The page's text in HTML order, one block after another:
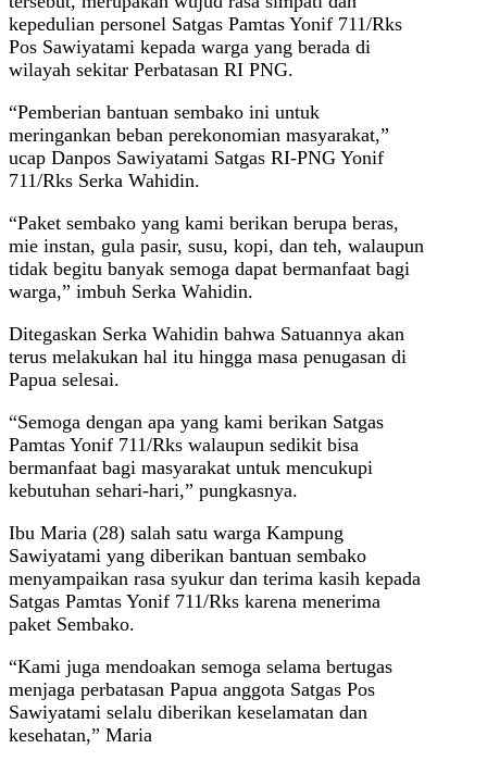
kepedulian personel Satgas Pamtas Yonif 711/Rks
Pos Sawiyatami kepada warga yang berada di
wilayah sekitar Perbatasan RI PNG.
“Pemberian bantuan sembako ini untuk
meringankan beban perekonomian masyarakat,”
ucap Danpos Sawiyatami Satgas RI-PNG Yonif
711/Rks Serka Wahidin.
“Paket sembako yang kami berikan berupa beras,
mie instan, gula pasir, susu, kopi, dan teh, walaupun
tidak begitu banyak semoga dapat bermanfaat bagi
warga,” imbuh Serka Wahidin.
Ditegaskan Serka Wahidin bahwa Satuannya akan
terus melakukan hal itu hingga masa penugasan di
Papua selesai.
“Semoga dengan apa yang kami berikan Satgas
Pamtas Yonif 711/Rks walaupun sedikit bisa
bermanfaat bagi masyarakat untuk mencukupi
kebutuhan sehari-hari,” pungkasnya.
Ibu Maria (28) salah satu warga Kampung
Sawiyatami yang diberikan bantuan sembako
menyampaikan rasa syukur dan terima kasih kepada
Satgas Pamtas Yonif 711/Rks karena menerima
paket Sembako.
“Kami juga mendoakan semoga selama bertugas
menjaga perbatasan Papua anggota Satgas Pos
Sawiyatami selalu diberikan keselamatan dan
kesehatan,” Maria